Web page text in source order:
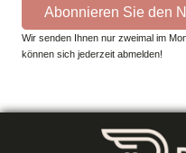
Abonnieren Sie den
Wir senden Ihnen nur zweimal im
können sich jederzeit abmelden!